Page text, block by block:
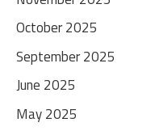
October 2025
September 2025
June 2025
May 2025